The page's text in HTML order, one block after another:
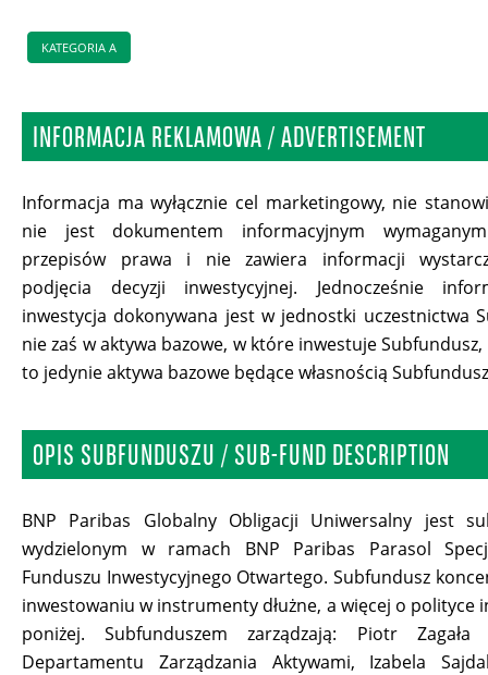
KATEGORIA A
INFORMACJA REKLAMOWA / ADVERTISEMENT
Informacja ma wyłącznie cel marketingowy, nie
nie jest dokumentem informacyjnym
przepisów prawa i nie zawiera informacji
podjęcia decyzji inwestycyjnej. Jednocześnie
inwestycja dokonywana jest w jednostki uczestnictwa
nie zaś w aktywa bazowe, w które inwestuje
to jedynie aktywa bazowe będące własnością
OPIS SUBFUNDUSZU / SUB-FUND DESCRIPTION
BNP Paribas Globalny Obligacji Uniwersalny jest
wydzielonym w ramach BNP Paribas Parasol
Funduszu Inwestycyjnego Otwartego. Subfundusz
inwestowaniu w instrumenty dłużne, a więcej o polityce
poniżej. Subfunduszem zarządzają: Piotr
Departamentu Zarządzania Aktywami, Izabela